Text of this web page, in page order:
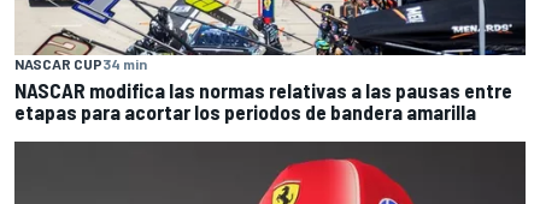
NASCAR CUP34 min
NASCAR modifica las normas relativas a las pausas entre
etapas para acortar los periodos de bandera amarilla